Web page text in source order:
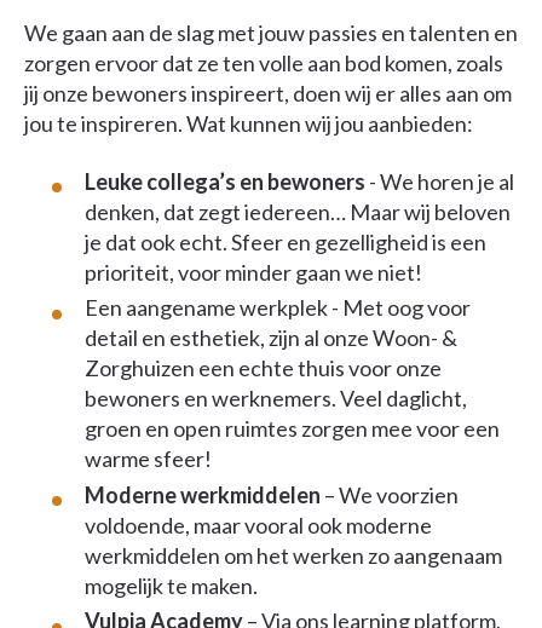
We gaan aan de slag met jouw passies en talenten en
zorgen ervoor dat ze ten volle aan bod komen, zoals
jij onze bewoners inspireert, doen wij er alles aan om
jou te inspireren. Wat kunnen wij jou aanbieden:
Leuke collega’s en bewoners - We horen je al
denken, dat zegt iedereen… Maar wij beloven
je dat ook echt. Sfeer en gezelligheid is een
prioriteit, voor minder gaan we niet!
Een aangename werkplek - Met oog voor
detail en esthetiek, zijn al onze Woon- &
Zorghuizen een echte thuis voor onze
bewoners en werknemers. Veel daglicht,
groen en open ruimtes zorgen mee voor een
warme sfeer!
Moderne werkmiddelen – We voorzien
voldoende, maar vooral ook moderne
werkmiddelen om het werken zo aangenaam
mogelijk te maken.
Vulpia Academy– Via ons learning platform,